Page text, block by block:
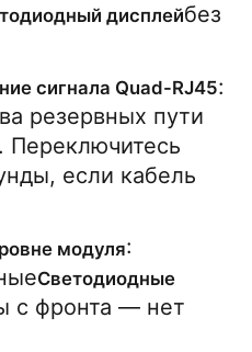
дисплейбез
сигнала Quad-RJ45:
резервных пути
Переключитесь
если кабель
модуля:
Светодиодные
с фронта — нет